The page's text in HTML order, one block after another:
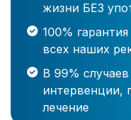
жизни БЕЗ
100%
всех наших
В 99%
интервенции,
лечение